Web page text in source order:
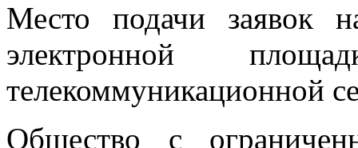
Место подачи заявок
электронной
телекоммуникационной
Общество с